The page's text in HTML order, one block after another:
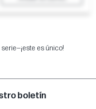
es único!
boletín